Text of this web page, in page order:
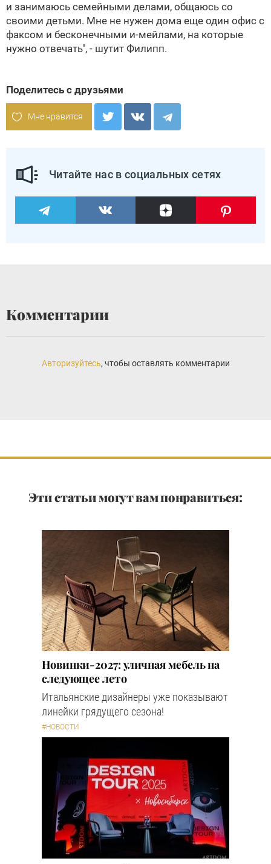
и занимаюсь семейными делами, общаюсь со
своими детьми. Мне не нужен дома еще один офис с
факсом и бесконечными и-мейлами, на которые
нужно отвечать", - шутит Филипп.
Поделитесь с друзьями
Мне нравится
Читайте нас в социальных сетях
Комментарии
Авторизуйтесь, чтобы оставлять комментарии
Эти статьи могут вам понравиться:
Новинки-2027: уличная мебель на
следующее лето
Итальянские дизайнеры уже показывают
линейки грядущего сезона!
#НОВОСТИ